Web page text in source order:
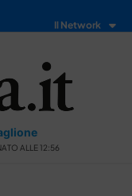
Il Network
ALLE 12:56